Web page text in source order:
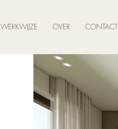
WERKWIJZE OVER CONTACT